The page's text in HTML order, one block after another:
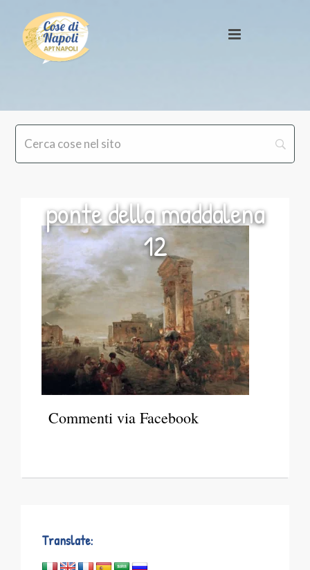
ponte della maddalena
12
Commenti via Facebook
Translate: